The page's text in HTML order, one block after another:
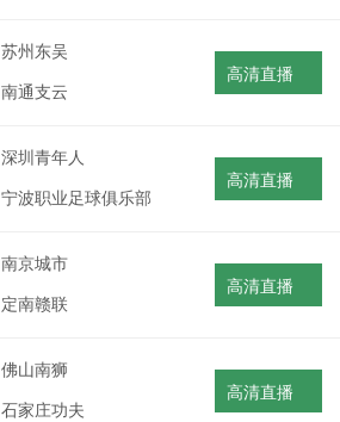
苏州东吴
南通支云
高清直播
深圳青年人
宁波职业足球俱乐部
高清直播
南京城市
定南赣联
高清直播
佛山南狮
石家庄功夫
高清直播